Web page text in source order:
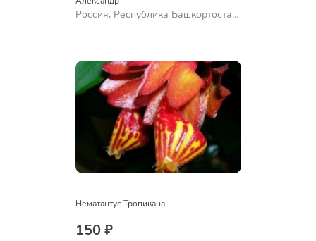
Россия, Республика Башкортостан,
Нематантус Тропикана
150 ₽